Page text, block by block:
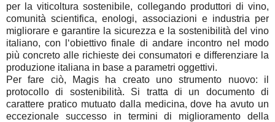
per la viticoltura sostenibile, collegando produttori di vino,
comunità scientifica, enologi, associazioni e industria per
migliorare e garantire la sicurezza e la sostenibilità del vino
italiano, con l‘obiettivo finale di andare incontro nel modo
più concreto alle richieste dei consumatori e differenziare la
produzione italiana in base a parametri oggettivi.
Per fare ciò, Magis ha creato uno strumento nuovo: il
protocollo di sostenibilità. Si tratta di un documento di
carattere pratico mutuato dalla medicina, dove ha avuto un
eccezionale successo in termini di miglioramento della